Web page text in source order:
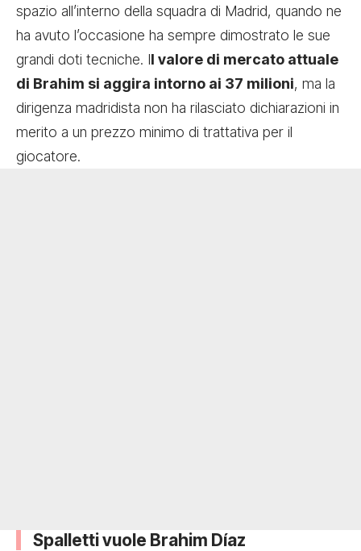
spazio all’interno della squadra di Madrid, quando ne
ha avuto l’occasione ha sempre dimostrato le sue
grandi doti tecniche. Il valore di mercato attuale
di Brahim si aggira intorno ai 37 milioni, ma la
dirigenza madridista non ha rilasciato dichiarazioni in
merito a un prezzo minimo di trattativa per il
giocatore.
Spalletti vuole Brahim Díaz